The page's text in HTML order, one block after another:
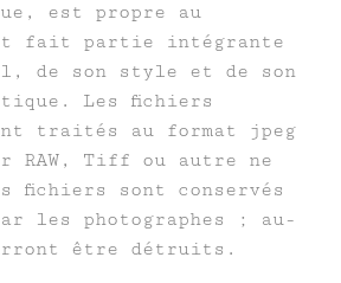
est propre au
et fait partie intégrante
de son style et de son
Les fichiers
traités au format jpeg
RAW, Tiff ou autre ne
fichiers sont conservés
les photographes ; au-
être détruits.